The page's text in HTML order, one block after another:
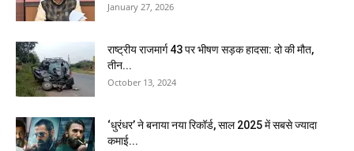
January 27, 2026
राष्ट्रीय राजमार्ग 43 पर भीषण सड़क हादसा: दो की मौत,
तीन...
October 13, 2024
‘धुरंधर’ ने बनाया नया रिकॉर्ड, साल 2025 में सबसे ज्यादा
कमाई...